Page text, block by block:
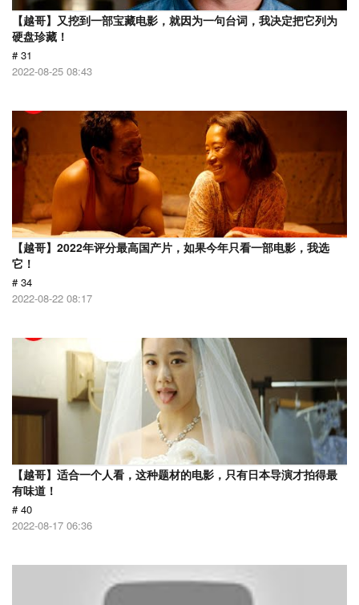
【越哥】又挖到一部宝藏电影，就因为一句台词，我决定把它列为
硬盘珍藏！
# 31
2022-08-25 08:43
【越哥】2022年评分最高国产片，如果今年只看一部电影，我选
它！
# 34
2022-08-22 08:17
【越哥】适合一个人看，这种题材的电影，只有日本导演才拍得最
有味道！
# 40
2022-08-17 06:36